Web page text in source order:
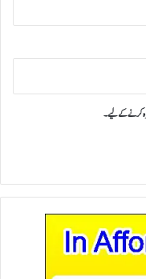
کرنے کےلیے۔